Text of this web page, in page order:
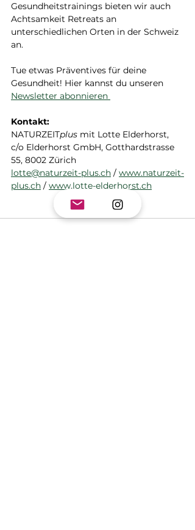
Gesundheitstrainings bieten wir auch
Achtsamkeit Retreats an
unterschiedlichen Orten in der Schweiz
an.
Tue etwas Präventives für deine
Gesundheit! Hier kannst du unseren
Newsletter abonnieren
Kontakt:
NATURZEITplus mit Lotte Elderhorst,
c/o Elderhorst GmbH, Gotthardstrasse
55, 8002 Zürich
lotte@naturzeit-plus.ch / www.naturzeit-
plus.ch / www.lotte-elderhorst.ch